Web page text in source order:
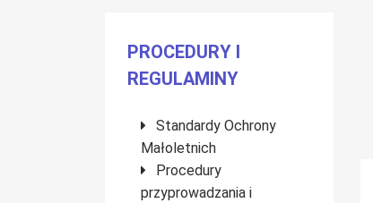
Menu boczne
PROCEDURY I
REGULAMINY
Standardy Ochrony
Małoletnich
Procedury
przyprowadzania i